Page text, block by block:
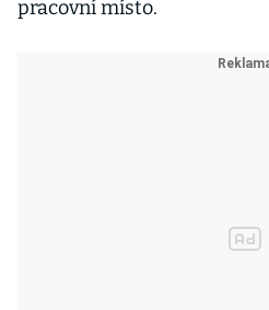
pracovní místo.